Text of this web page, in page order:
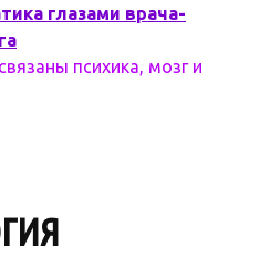
глазами врача-
психика, мозг и